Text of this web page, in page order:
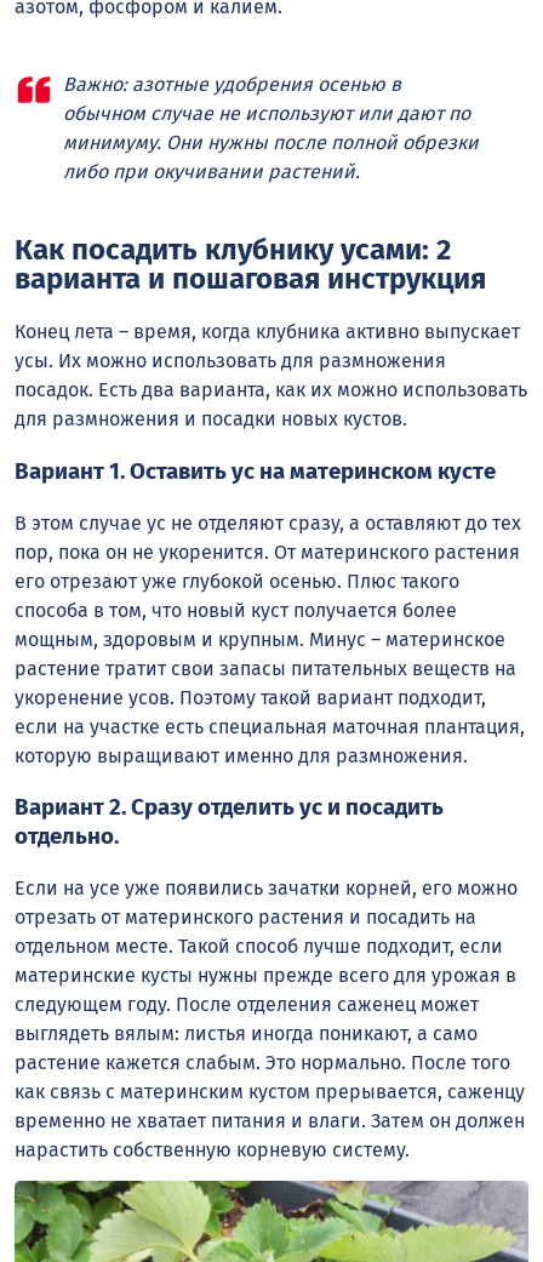
азотом, фосфором и калием.
Важно: азотные удобрения осенью в
обычном случае не используют или дают по
минимуму. Они нужны после полной обрезки
либо при окучивании растений.
Как посадить клубнику усами: 2
варианта и пошаговая инструкция
Конец лета – время, когда клубника активно выпускает
усы. Их можно использовать для размножения
посадок. Есть два варианта, как их можно использовать
для размножения и посадки новых кустов.
Вариант 1. Оставить ус на материнском кусте
В этом случае ус не отделяют сразу, а оставляют до тех
пор, пока он не укоренится. От материнского растения
его отрезают уже глубокой осенью. Плюс такого
способа в том, что новый куст получается более
мощным, здоровым и крупным. Минус – материнское
растение тратит свои запасы питательных веществ на
укоренение усов. Поэтому такой вариант подходит,
если на участке есть специальная маточная плантация,
которую выращивают именно для размножения.
Вариант 2. Сразу отделить ус и посадить
отдельно.
Если на усе уже появились зачатки корней, его можно
отрезать от материнского растения и посадить на
отдельном месте. Такой способ лучше подходит, если
материнские кусты нужны прежде всего для урожая в
следующем году. После отделения саженец может
выглядеть вялым: листья иногда поникают, а само
растение кажется слабым. Это нормально. После того
как связь с материнским кустом прерывается, саженцу
временно не хватает питания и влаги. Затем он должен
нарастить собственную корневую систему.